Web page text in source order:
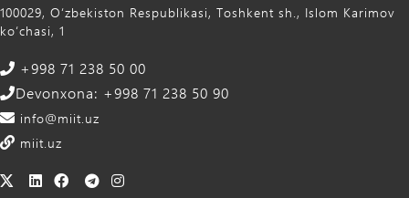
100029, Oʻzbekiston Respublikasi, Toshkent sh., Islom Karimov
ko‘chasi, 1
+998 71 238 50 00
Devonxona: +998 71 238 50 90
info@miit.uz
miit.uz